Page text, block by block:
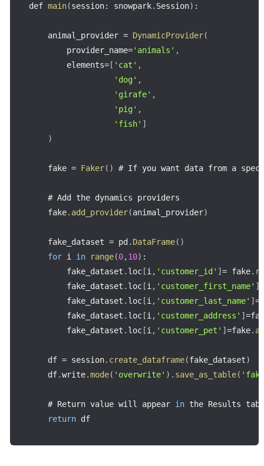
def main(session: snowpark. Session) :
    animal_provider
= DynamicProvider(
        provider_name
='animals' ,
        elements
= [ 'cat' ,
'dog' ,
'girafe' ,
'pig' ,
'fish' ]
)
    fake
= Faker( ) # If you want data from a
    # Add the dynamics providers
    fake
. add_provider(animal_provider)
    fake_dataset
= pd . DataFrame( )
for i in range(0,10) :
        fake_dataset
. loc [i, 'customer_id' ] = fake.
        fake_dataset
. loc [i, 'customer_first_name' ]
        fake_dataset
. loc [i, 'customer_last_name' ] =
        fake_dataset
. loc [i, 'customer_address' ] =
        fake_dataset
. loc [i, 'customer_pet' ] =fake.
    df
= session. create_dataframe(fake_dataset)
    df
.write.mode( 'overwrite' ) . save_as_table(
    # Return value will appear
in the Results tab
return df